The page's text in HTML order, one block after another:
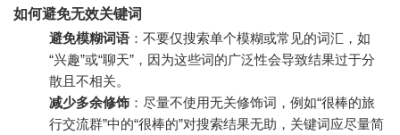
如何避免无效关键词
避免模糊词语 ：不要仅搜索单个模糊或常见的词汇，如
“兴趣”或“聊天”，因为这些词的广泛性会导致结果过于分
散且不相关。
减少多余修饰 ：尽量不使用无关修饰词，例如“很棒的旅
行交流群”中的“很棒的”对搜索结果无助，关键词应尽量简